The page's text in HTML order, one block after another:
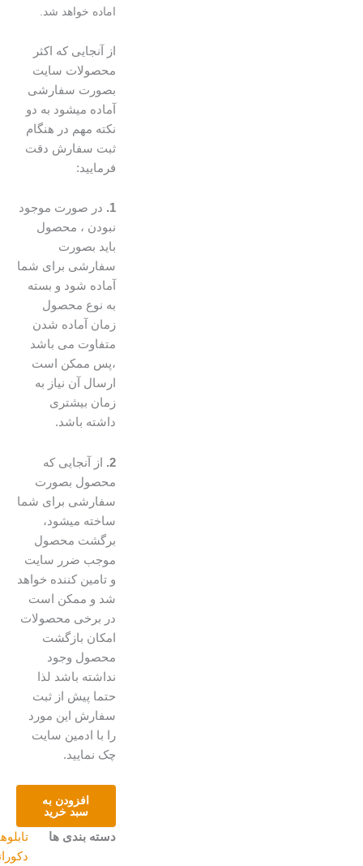
اماده خواهد شد.
از آنجایی که اکثر
محصولات سایت
بصورت سفارشی
آماده میشود به دو
نکته مهم در هنگام
ثبت سفارش دقت
فرمایید:
در صورت موجود
نبودن ، محصول
باید بصورت
سفارشی برای شما
آماده شود و بسته
به نوع محصول
زمان آماده شدن
متفاوت می باشد
،پس ممکن است
ارسال آن نیاز به
زمان بیشتری
داشته باشد.
از آنجایی که
محصول بصورت
سفارشی برای شما
ساخته میشود،
برگشت محصول
موجب ضرر سایت
و تامین کننده خواهد
شد و ممکن است
در برخی محصولات
امکان بازگشت
محصول وجود
نداشته باشد لذا
حتما پیش از ثبت
سفارش این مورد
را با ادمین سایت
چک نمایید.
عدد
افزودن به
سبد خرید
دسته بندی ها
تابلوهای
دکوراتیو ,